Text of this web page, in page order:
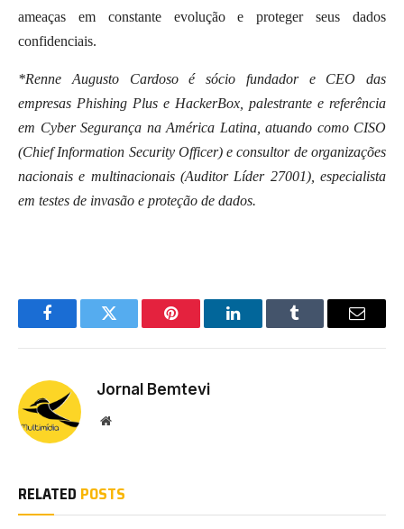
ameaças em constante evolução e proteger seus dados
confidenciais.
*Renne Augusto Cardoso é sócio fundador e CEO das
empresas Phishing Plus e HackerBox, palestrante e referência
em Cyber Segurança na América Latina, atuando como CISO
(Chief Information Security Officer) e consultor de organizações
nacionais e multinacionais (Auditor Líder 27001), especialista
em testes de invasão e proteção de dados.
FacebookTwitter Pinterest LinkedInTumblr Email
Jornal Bemtevi
Website
RELATED POSTS